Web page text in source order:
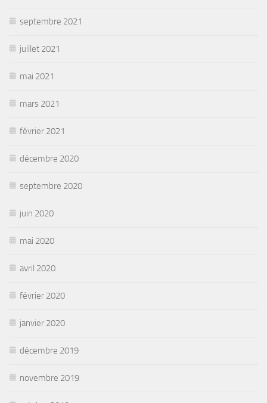
septembre 2021
juillet 2021
mai 2021
mars 2021
février 2021
décembre 2020
septembre 2020
juin 2020
mai 2020
avril 2020
février 2020
janvier 2020
décembre 2019
novembre 2019